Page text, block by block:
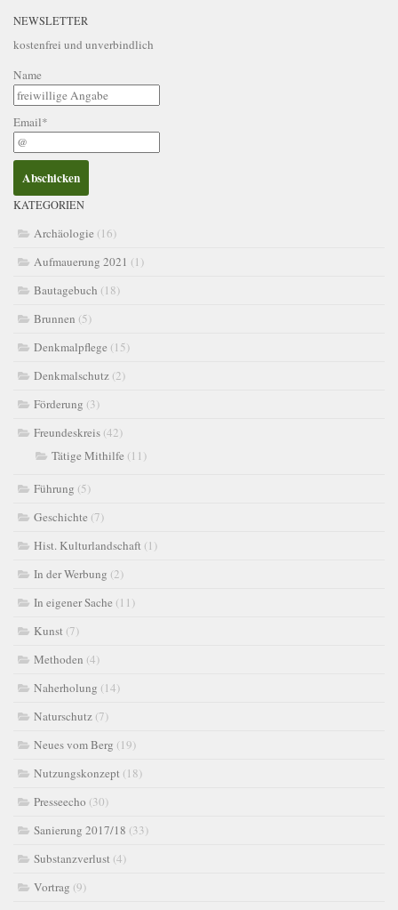
NEWSLETTER
kostenfrei und unverbindlich
Name
Email*
KATEGORIEN
Archäologie (16)
Aufmauerung 2021 (1)
Bautagebuch (18)
Brunnen (5)
Denkmalpflege (15)
Denkmalschutz (2)
Förderung (3)
Freundeskreis (42)
Tätige Mithilfe (11)
Führung (5)
Geschichte (7)
Hist. Kulturlandschaft (1)
In der Werbung (2)
In eigener Sache (11)
Kunst (7)
Methoden (4)
Naherholung (14)
Naturschutz (7)
Neues vom Berg (19)
Nutzungskonzept (18)
Presseecho (30)
Sanierung 2017/18 (33)
Substanzverlust (4)
Vortrag (9)